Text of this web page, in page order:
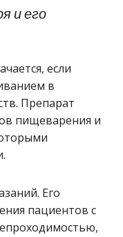
и его
если
в
Препарат
пищеварения и
Его
пациентов с